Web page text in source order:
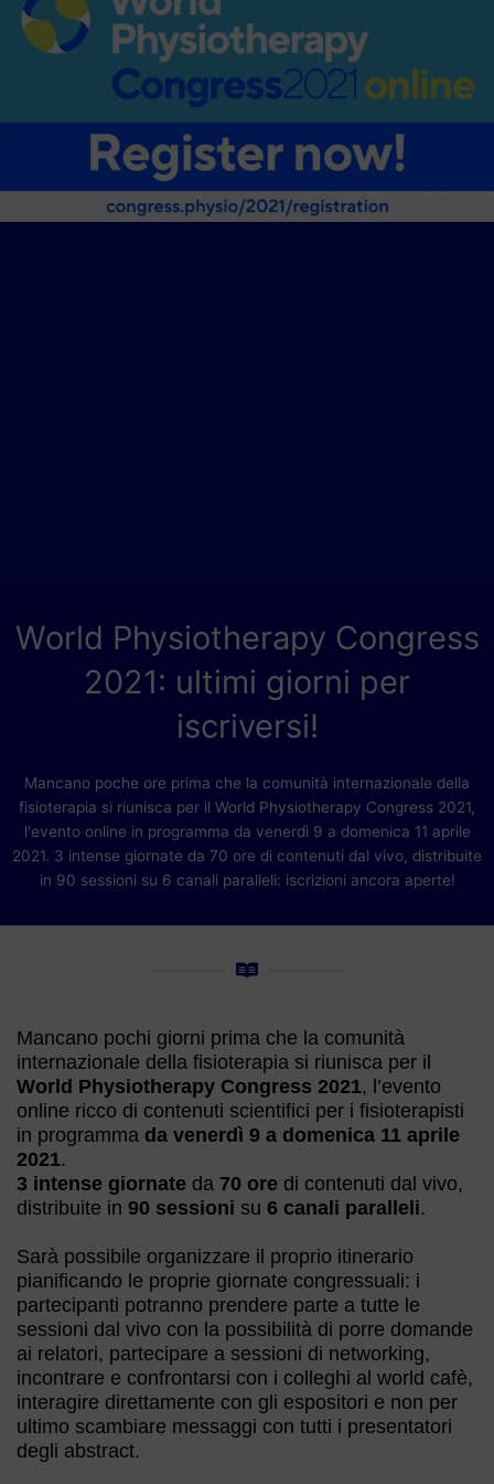
World Physiotherapy Congress
2021: ultimi giorni per
iscriversi!
Mancano poche ore prima che la comunità internazionale della
fisioterapia si riunisca per il World Physiotherapy Congress 2021,
l'evento online in programma da venerdì 9 a domenica 11 aprile
2021. 3 intense giornate da 70 ore di contenuti dal vivo, distribuite
in 90 sessioni su 6 canali paralleli: iscrizioni ancora aperte!
Mancano pochi giorni prima che la comunità
internazionale della fisioterapia si riunisca per il
World Physiotherapy Congress 2021, l’evento
online ricco di contenuti scientifici per i fisioterapisti
in programma da venerdì 9 a domenica 11 aprile
2021.
3 intense giornate da 70 ore di contenuti dal vivo,
distribuite in 90 sessioni su 6 canali paralleli.
Sarà possibile organizzare il proprio itinerario
pianificando le proprie giornate congressuali: i
partecipanti potranno prendere parte a tutte le
sessioni dal vivo con la possibilità di porre domande
ai relatori, partecipare a sessioni di networking,
incontrare e confrontarsi con i colleghi al world cafè,
interagire direttamente con gli espositori e non per
ultimo scambiare messaggi con tutti i presentatori
degli abstract.